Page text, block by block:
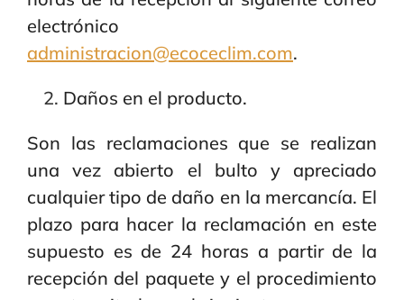
electrónico
administracion@ecoceclim.com.
Daños en el producto.
Son las reclamaciones que se realizan
una vez abierto el bulto y apreciado
cualquier tipo de daño en la mercancía. El
plazo para hacer la reclamación en este
supuesto es de 24 horas a partir de la
recepción del paquete y el procedimiento